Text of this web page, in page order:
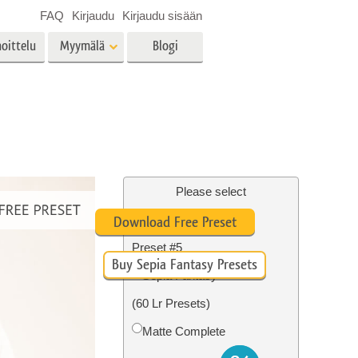
Valokuvan restaurointi
Myymälä
videopeittokuvat
Blogi
FAQ Kirjaudu Kirjaudu sisään
Please select
Free Sepia Lightroom
Preset #5
Sepia Fantasy
(60 Lr Presets)
Matte Complete
Download Free Preset
Buy Sepia Fantasy Presets